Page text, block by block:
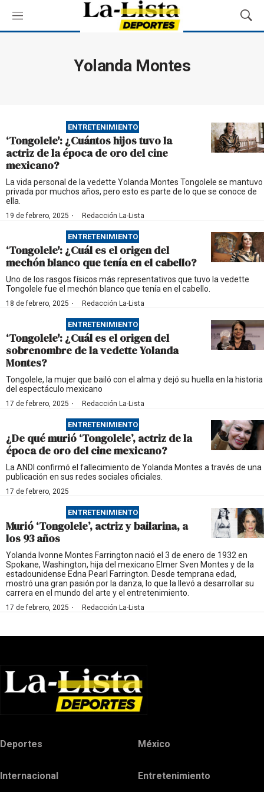
M
e
M
o
s
q
u
d
a
Yolanda Montes
ENTRETENIMIENTO
‘Tongolele': ¿Cuántos hijos tuvo la
actriz de la época de oro del cine
mexicano?
La vida personal de la vedette Yolanda Montes Tongolele se mantuvo
privada por muchos años, pero esto es parte de lo que se conoce de
ella.
19 de febrero, 2025 · Redacción La-Lista
ENTRETENIMIENTO
‘Tongolele': ¿Cuál es el origen del
mechón blanco que tenía en el cabello?
Uno de los rasgos físicos más representativos que tuvo la vedette
Tongolele fue el mechón blanco que tenía en el cabello.
18 de febrero, 2025 · Redacción La-Lista
ENTRETENIMIENTO
‘Tongolele': ¿Cuál es el origen del
sobrenombre de la vedette Yolanda
Montes?
Tongolele, la mujer que bailó con el alma y dejó su huella en la historia
del espectáculo mexicano
17 de febrero, 2025 · Redacción La-Lista
ENTRETENIMIENTO
¿De qué murió ‘Tongolele’, actriz de la
época de oro del cine mexicano?
La ANDI confirmó el fallecimiento de Yolanda Montes a través de una
publicación en sus redes sociales oficiales.
17 de febrero, 2025
ENTRETENIMIENTO
Murió ‘Tongolele’, actriz y bailarina, a
los 93 años
Yolanda Ivonne Montes Farrington nació el 3 de enero de 1932 en
Spokane, Washington, hija del mexicano Elmer Sven Montes y de la
estadounidense Edna Pearl Farrington. Desde temprana edad,
mostró una gran pasión por la danza, lo que la llevó a desarrollar su
carrera en el mundo del arte y el entretenimiento.
17 de febrero, 2025 · Redacción La-Lista
Deportes México
Internacional Entretenimiento